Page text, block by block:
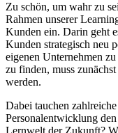
Zu schön, um wahr zu
Rahmen unserer
Kunden ein. Darin geht
Kunden strategisch neu
eigenen Unternehmen
zu finden, muss
werden.
Dabei tauchen
Personalentwicklung